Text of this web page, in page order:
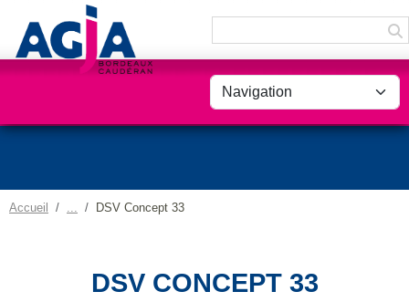
Accueil DSV Concept 33
DSV CONCEPT 33
Panneau de gestion des cookies